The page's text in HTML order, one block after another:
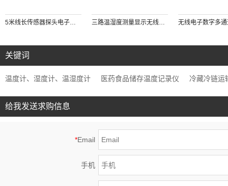
5米线长传感器探头电子干湿球数字温度计测量和记录烟叶烘房农业烘焙种植环境温度时间计时器 三路温湿度测量显示无线大屏幕温湿度计农业大棚花卉环境温湿度测量
关键词
温度计、湿度计、温湿度计 医药食品储存温度记录仪 冷藏冷链运
给我发送求购信息
*Email
手机